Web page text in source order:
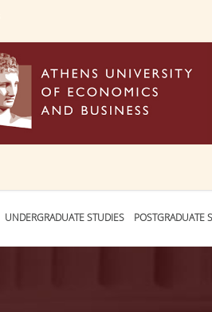
UNDERGRADUATE STUDIES POSTGRADUATE